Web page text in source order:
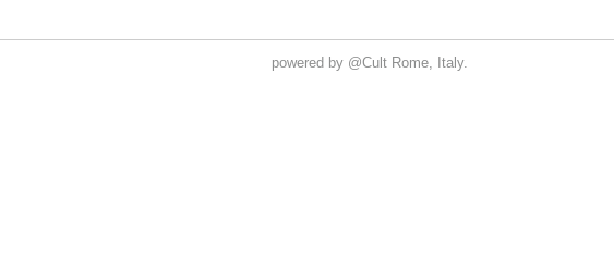
powered by @Cult Rome, Italy.